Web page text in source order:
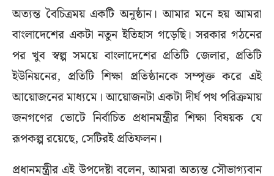
অত্যন্ত বৈচিত্রময় একটি অনুষ্ঠান। আমার মনে হয় আমরা
বাংলাদেশের একটা নতুন ইতিহাস গড়েছি। সরকার গঠনের
পর খুব স্বল্প সময়ে বাংলাদেশের প্রতিটি জেলার, প্রতিটি
ইউনিয়নের, প্রতিটি শিক্ষা প্রতিষ্ঠানকে সম্পৃক্ত করে এই
আয়োজনের মাধ্যমে। আয়োজনটা একটা দীর্ঘ পথ পরিক্রমায়
জনগণের ভোটে নির্বাচিত প্রধানমন্ত্রীর শিক্ষা বিষয়ক যে
রূপকল্প রয়েছে, সেটিরই প্রতিফলন।
প্রধানমন্ত্রীর এই উপদেষ্টা বলেন, আমরা অত্যন্ত সৌভাগ্যবান